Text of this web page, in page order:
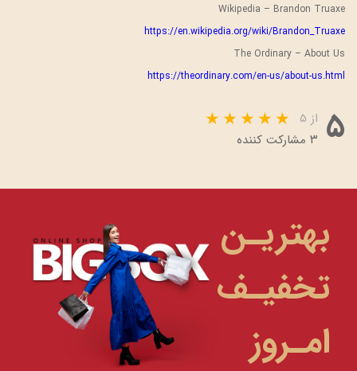
Wikipedia – Brandon Truaxe
https://en.wikipedia.org/wiki/Brandon_Truaxe
The Ordinary – About Us
https://theordinary.com/en-us/about-us.html
۵ از ۵
۳ مشارکت کننده
بهتریـن
تخفیـف
امـروز